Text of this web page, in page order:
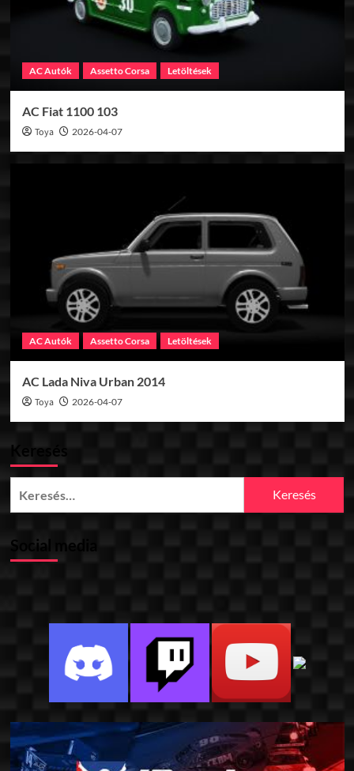
AC Autók Assetto Corsa Letöltések
AC Fiat 1100 103
Toya 2026-04-07
AC Autók Assetto Corsa Letöltések
AC Lada Niva Urban 2014
Toya 2026-04-07
Keresés
Social media